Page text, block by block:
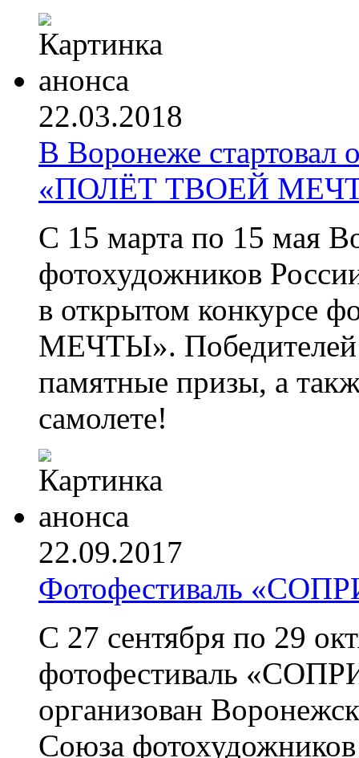
22.03.2018
В Воронеже стартовал
«ПОЛЁТ ТВОЕЙ
С 15 марта по 15 мая
фотохудожников
в открытом конкурсе
МЕЧТЫ».
памятные призы, а
самолете!
22.09.2017
Фотофестиваль
С 27 сентября по 29
фотофестиваль
организован
Союза